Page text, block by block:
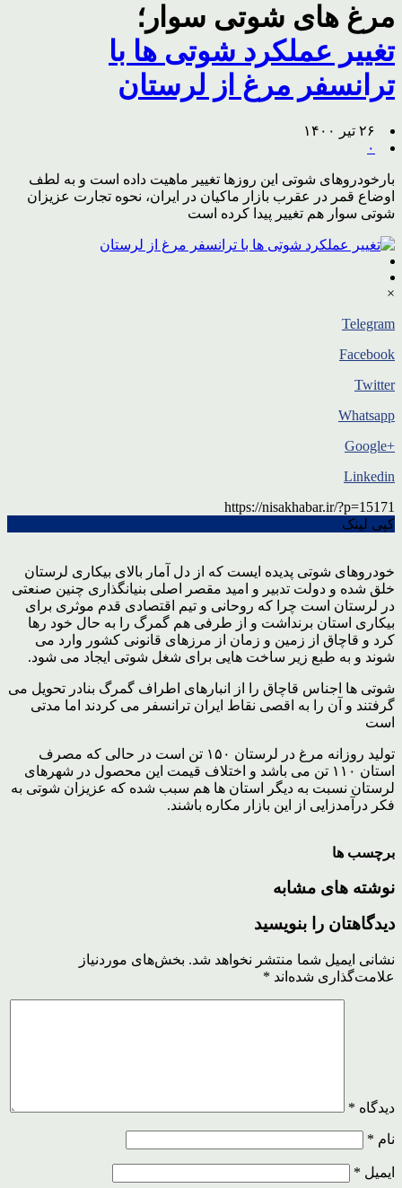
مرغ های شوتی سوار؛
تغییر عملکرد شوتی ها با
ترانسفر مرغ از لرستان
۲۶ تیر ۱۴۰۰
۰
بارخودروهای شوتی این روزها تغییر ماهیت داده است و به لطف
اوضاع قمر در عقرب بازار ماکیان در ایران، نحوه تجارت عزیزان
شوتی سوار هم تغییر پیدا کرده است
×
Telegram
Facebook
Twitter
Whatsapp
+Google
Linkedin
https://nisakhabar.ir/?p=15171
کپی لینک
خودروهای شوتی پدیده ایست که از دل آمار بالای بیکاری لرستان
خلق شده و دولت تدبیر و امید مقصر اصلی بنیانگذاری چنین صنعتی
در لرستان است چرا که روحانی و تیم اقتصادی قدم موثری برای
بیکاری استان برنداشت و از طرفی هم گمرگ را به حال خود رها
کرد و قاچاق از زمین و زمان از مرزهای قانونی کشور وارد می
شوند و به طبع زیر ساخت هایی برای شغل شوتی ایجاد می شود.
شوتی ها اجناس قاچاق را از انبارهای اطراف گمرگ بنادر تحویل می
گرفتند و آن را به اقصی نقاط ایران ترانسفر می کردند اما مدتی
است
تولید روزانه مرغ در لرستان ۱۵۰ تن است در حالی که مصرف
استان ۱۱۰ تن می باشد و اختلاف قیمت این محصول در شهرهای
لرستان نسبت به دیگر استان ها هم سبب شده که عزیزان شوتی به
فکر درآمدزایی از این بازار مکاره باشند.
برچسب ها
نوشته های مشابه
دیدگاهتان را بنویسید
نشانی ایمیل شما منتشر نخواهد شد. بخش‌های موردنیاز
علامت‌گذاری شده‌اند *
دیدگاه *
نام *
ایمیل *